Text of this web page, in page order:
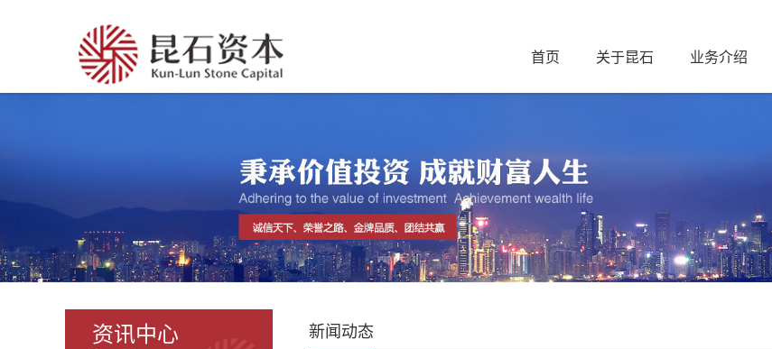
首页 关于昆石 业务介绍
资讯中心 新闻动态